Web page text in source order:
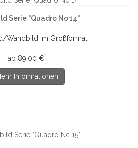
Serie "Quadro No 14"
Wandbild im Großformat
ab 89,00 €*
Informationen